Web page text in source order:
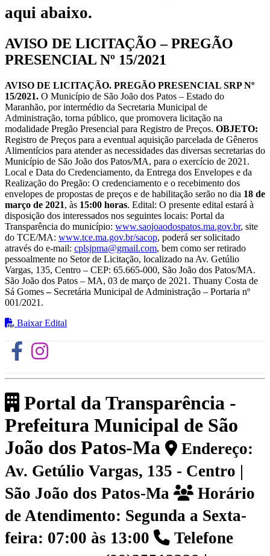
aqui abaixo.
AVISO DE LICITAÇÃO – PREGÃO
PRESENCIAL Nº 15/2021
AVISO DE LICITAÇÃO. PREGÃO PRESENCIAL SRP Nº
15/2021. O Município de São João dos Patos – Estado do
Maranhão, por intermédio da Secretaria Municipal de
Administração, torna público, que promovera licitação na
modalidade Pregão Presencial para Registro de Preços. OBJETO:
Registro de Preços para a eventual aquisição parcelada de Gêneros
Alimentícios para atender as necessidades das diversas secretarias do
Município de São João dos Patos/MA, para o exercício de 2021.
Local e Data do Credenciamento, da Entrega dos Envelopes e da
Realização do Pregão: O credenciamento e o recebimento dos
envelopes de propostas de preços e de habilitação serão no dia 18 de
março de 2021, às 15:00 horas. Edital: O presente edital estará à
disposição dos interessados nos seguintes locais: Portal da
Transparência do município: www.saojoaodospatos.ma.gov.br, site
do TCE/MA: www.tce.ma.gov.br/sacop, poderá ser solicitado
através do e-mail: cplsjpma@gmail.com, bem como ser retirado
pessoalmente no Setor de Licitação, localizado na Av. Getúlio
Vargas, 135, Centro – CEP: 65.665-000, São João dos Patos/MA.
São João dos Patos – MA, 03 de março de 2021. Thuany Costa de
Sá Gomes– Secretária Municipal de Administração – Portaria nº
001/2021.
Baixar Edital
Portal da Transparência -
Prefeitura Municipal de São
João dos Patos-Ma
Endereço:
Av. Getúlio Vargas, 135 - Centro |
São João dos Patos-Ma
Horário
de Atendimento: Segunda a Sexta-
feira: 07:00 às 13:00
Telefone